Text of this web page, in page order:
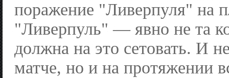
поражение "Ливерпуля" на
"Ливерпуль" — явно не та
должна на это сетовать. И
матче, но и на протяжении